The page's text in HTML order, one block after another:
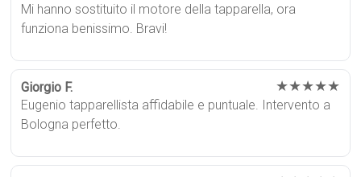
Mi hanno sostituito il motore della tapparella, ora
funziona benissimo. Bravi!
Giorgio F. ★★★★★
Eugenio tapparellista affidabile e puntuale. Intervento a
Bologna perfetto.